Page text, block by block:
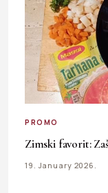
PROMO
Zimski favorit:
19. January 2026.